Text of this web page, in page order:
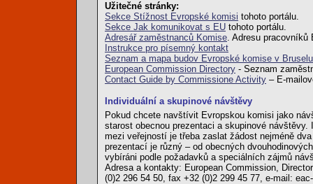
Užitečné stránky:
Sekce Stížnost Evropské komisi tohoto portálu.
Sekce Jak komunikovat s EU tohoto portálu.
Adresář zaměstnanců Komise. Adresu
Instrukce pro písemný kontakt
Seznam a mapa budov Evropské komise v Bruselu
European Commission Directory - Seznam
Contact Guide by Commissione Activity – E-
Individuální a skupinové návštěvy
Pokud chcete navštívit Evropskou komisi jako
starost obecnou prezentaci a skupinové
mezi veřejností je třeba zaslat žádost nejméně
prezentací je různý – od obecných
vybíráni podle požadavků a speciálních zájmů
Adresa a kontakty: European Commission,
(0)2 296 54 50, fax +32 (0)2 299 45 77, e-mail: